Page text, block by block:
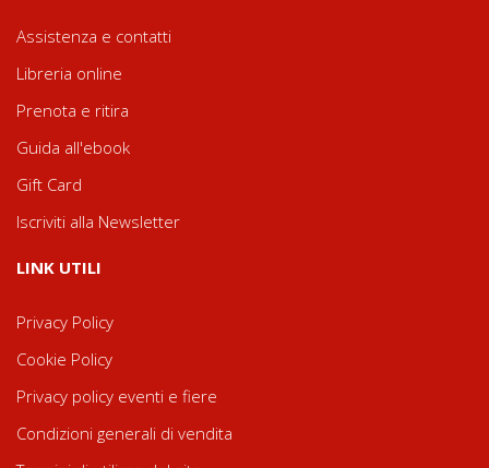
Assistenza e contatti
Libreria online
Prenota e ritira
Guida all'ebook
Gift Card
Iscriviti alla Newsletter
LINK UTILI
Privacy Policy
Cookie Policy
Privacy policy eventi e fiere
Condizioni generali di vendita